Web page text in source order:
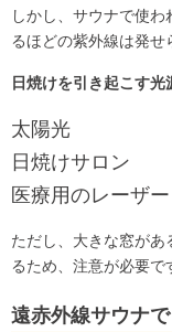
しかし、サウナで使
るほどの紫外線は発せ
日焼けを引き起こす光
太陽光
日焼けサロン
医療用のレーザ
ただし、大きな窓が
るため、注意が必要で
遠赤外線サウナ